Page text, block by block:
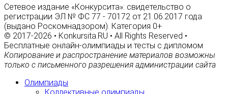
Сетевое издание «Конкурсита»: свидетельство о
регистрации ЭЛ № ФС 77 - 70172 от 21.06.2017 года
(выдано Роскомнадзором). Категория 0+
© 2017-2026 • Konkursita.RU • All Rights Reserved •
Бесплатные онлайн-олимпиады и тесты с дипломом
Копирование и распространение материалов возможны
только с письменного разрешения администрации сайта
Олимпиады